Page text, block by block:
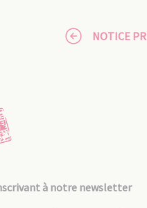
NOTICE
à notre newsletter